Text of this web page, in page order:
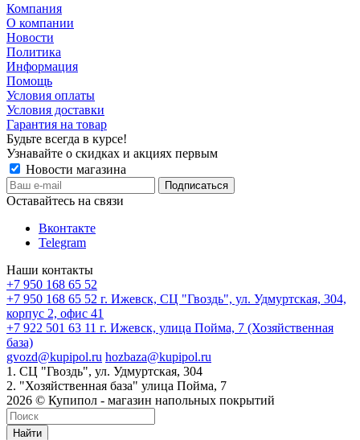
Компания
О компании
Новости
Политика
Информация
Помощь
Условия оплаты
Условия доставки
Гарантия на товар
Будьте всегда в курсе!
Узнавайте о скидках и акциях первым
Новости магазина
Оставайтесь на связи
Вконтакте
Telegram
Наши контакты
+7 950 168 65 52
+7 950 168 65 52 г. Ижевск, СЦ "Гвоздь", ул. Удмуртская, 304,
корпус 2, офис 41
+7 922 501 63 11 г. Ижевск, улица Пойма, 7 (Хозяйственная
база)
gvozd@kupipol.ru hozbaza@kupipol.ru
1. СЦ "Гвоздь", ул. Удмуртская, 304
2. "Хозяйственная база" улица Пойма, 7
2026 © Купипол - магазин напольных покрытий
Найти